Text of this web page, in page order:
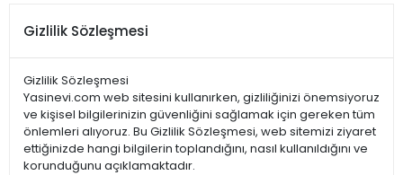
Gizlilik Sözleşmesi
Gizlilik Sözleşmesi
Yasinevi.com web sitesini kullanırken, gizliliğinizi önemsiyoruz
ve kişisel bilgilerinizin güvenliğini sağlamak için gereken tüm
önlemleri alıyoruz. Bu Gizlilik Sözleşmesi, web sitemizi ziyaret
ettiğinizde hangi bilgilerin toplandığını, nasıl kullanıldığını ve
korunduğunu açıklamaktadır.